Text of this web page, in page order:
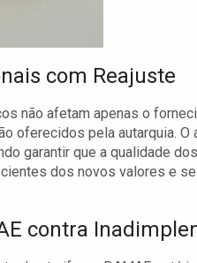
com Reajuste
não afetam apenas o
oferecidos pela autarquia.
garantir que a qualidade
dos novos valores e
contra